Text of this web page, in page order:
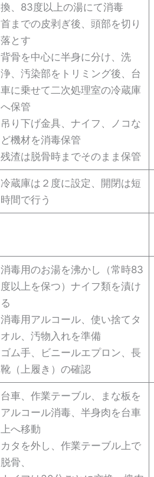
換、83度以上の湯にて消毒
首までの皮剥ぎ後、頭部を切り
落とす
背骨を中心に半身に分け、洗
浄、汚染部をトリミング後、台
車に乗せて二次処理室の冷蔵庫
へ保管
吊り下げ金具、ナイフ、ノコな
ど機材を消毒保管
残渣は脱骨時までそのまま保管
冷蔵庫は２度に設定、開閉は短
時間で行う
消毒用のお湯を沸かし（常時83
度以上を保つ）ナイフ類を漬け
る
消毒用アルコール、使い捨てタ
オル、汚物入れを準備
ゴム手、ビニールエプロン、長
靴（上履き）の確認
台車、作業テーブル、まな板を
アルコール消毒、半身肉を台車
上へ移動
カタを外し、作業テーブル上で
脱骨、